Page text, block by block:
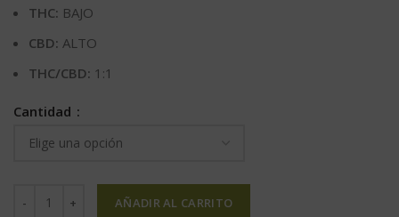
THC: BAJO
CBD: ALTO
THC/CBD: 1:1
Cantidad
AÑADIR AL CARRITO